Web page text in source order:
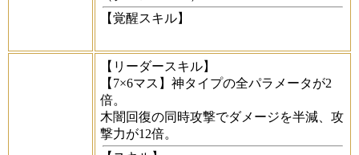
【覚醒スキル】
【リーダースキル】
【7×6マス】神タイプの全パラメータが2
倍。
木闇回復の同時攻撃でダメージを半減、攻
撃力が12倍。